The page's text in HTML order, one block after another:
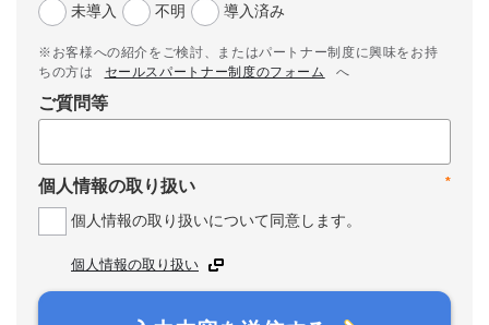
未導入
不明 導入済み
※お客様への紹介をご検討、またはパートナー制度に興味をお持
ちの方は
セールスパートナー制度のフォーム へ
ご質問等
*
個人情報の取り扱い
個人情報の取り扱いについて同意します。
個人情報の取り扱い